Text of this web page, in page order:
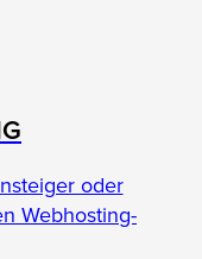
oder
Webhosting-